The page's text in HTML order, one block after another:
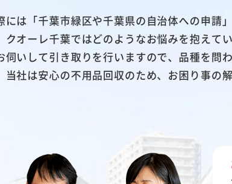
は「千葉市緑区や千葉県の自治体への申請
オーレ千葉ではどのようなお悩みを抱えて
いして引き取りを行いますので、品種を問
社は安心の不用品回収のため、お困り事の